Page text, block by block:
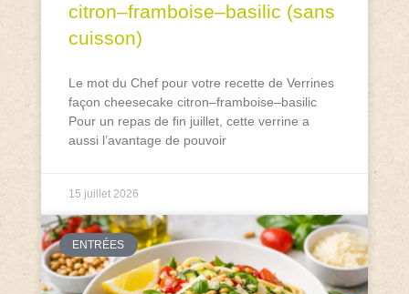
citron–framboise–basilic (sans
cuisson)
Le mot du Chef pour votre recette de Verrines
façon cheesecake citron–framboise–basilic
Pour un repas de fin juillet, cette verrine a
aussi l’avantage de pouvoir
15 juillet 2026
ENTRÉES